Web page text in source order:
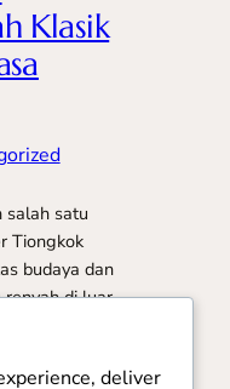
Klasik
salah satu
Tiongkok
budaya dan
di luar,
dalam,
hingga
deliver